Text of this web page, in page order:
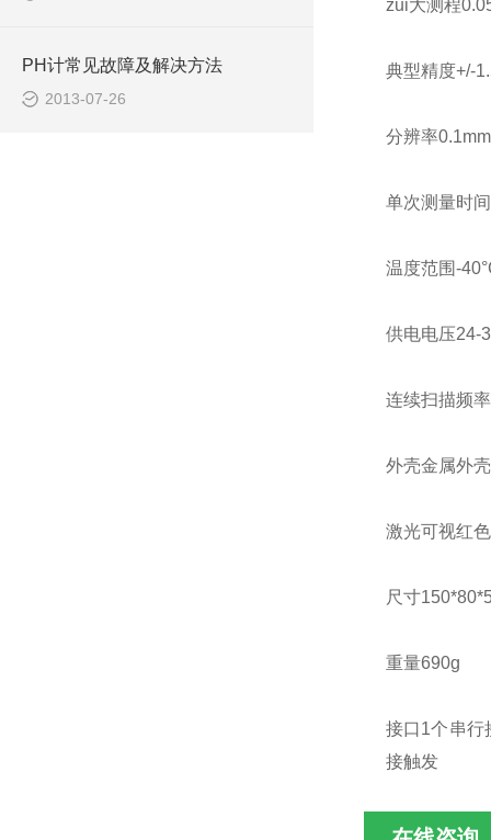
PH计常见故障及解决方法
2013-07-26
zui大测程
典型精度+/-
分辨率0.1mm
单次测量时
温度范围-
供电电压24-
连续扫描频
外壳金属外
激光可视红
尺寸
重量690g
接口1个串行
接触发